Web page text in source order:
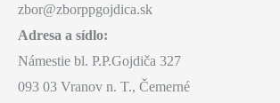
zbor@zborppgojdica.sk
Adresa a sídlo:
Námestie bl. P.P.Gojdiča 327
093 03 Vranov n. T., Čemerné